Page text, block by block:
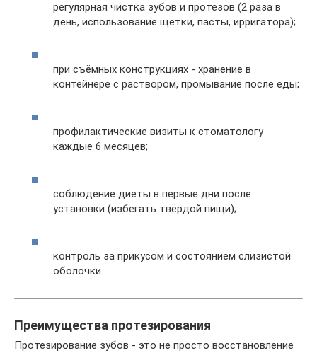
регулярная чистка зубов и протезов (2 раза в
день, использование щётки, пасты, ирригатора);
при съёмных конструкциях - хранение в
контейнере с раствором, промывание после еды;
профилактические визиты к стоматологу
каждые 6 месяцев;
соблюдение диеты в первые дни после
установки (избегать твёрдой пищи);
контроль за прикусом и состоянием слизистой
оболочки.
Преимущества протезирования
Протезирование зубов - это не просто восстановление